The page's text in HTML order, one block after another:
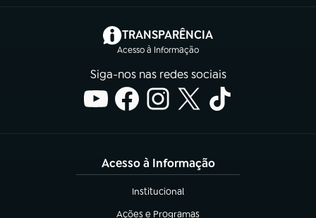
TRANSPARÊNCIA
Acesso à Informação
(abre em nova aba)
Siga-nos nas redes sociais
Acesso à Informação
Institucional
(abre em nova aba)
Ações e Programas